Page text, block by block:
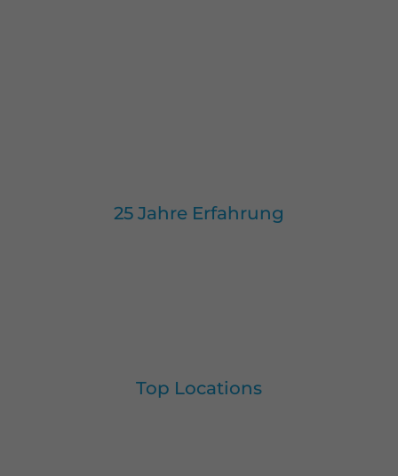
25 Jahre Erfahrung
Top Locations